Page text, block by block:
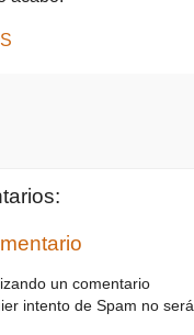
un comentario
intento de Spam no será